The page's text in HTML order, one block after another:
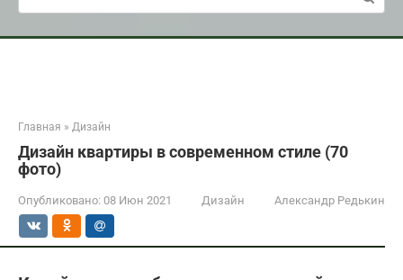
Главная » Дизайн
Дизайн квартиры в современном стиле (70
фото)
Опубликовано: 08 Июн 2021 Дизайн Александр Редькин